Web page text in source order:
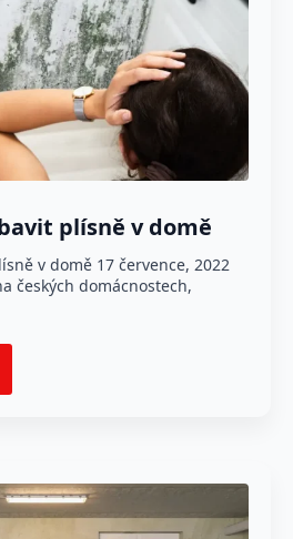
plísně v domě
v domě 17 července, 2022
českých domácnostech,